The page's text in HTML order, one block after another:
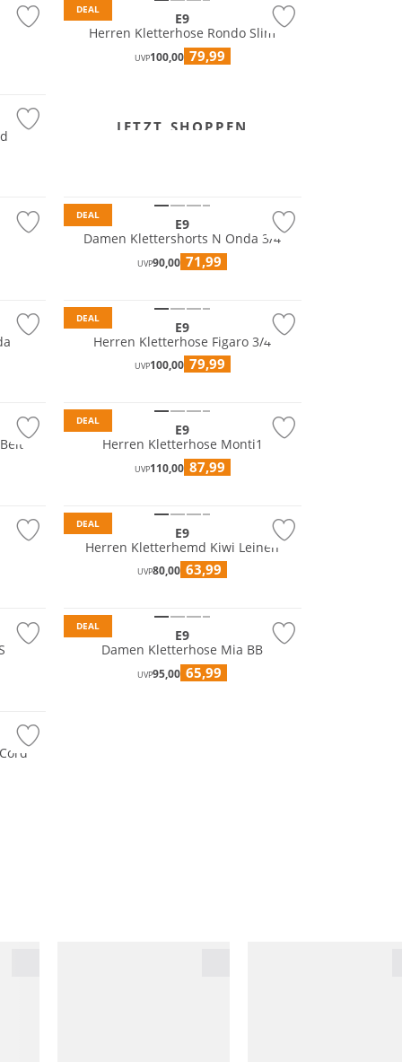
DEAL
E9
Herren Kletterhose Rondo Slim
UVP100,00 79,99
JETZT SHOPPEN
DEAL
E9
Damen Klettershorts N Onda 3/4
UVP90,00 71,99
DEAL
E9
Herren Kletterhose Figaro 3/4
UVP100,00 79,99
DEAL
E9
Herren Kletterhose Monti1
UVP110,00 87,99
DEAL
E9
Herren Kletterhemd Kiwi Leinen
UVP80,00 63,99
DEAL
E9
Damen Kletterhose Mia BB
UVP95,00 65,99